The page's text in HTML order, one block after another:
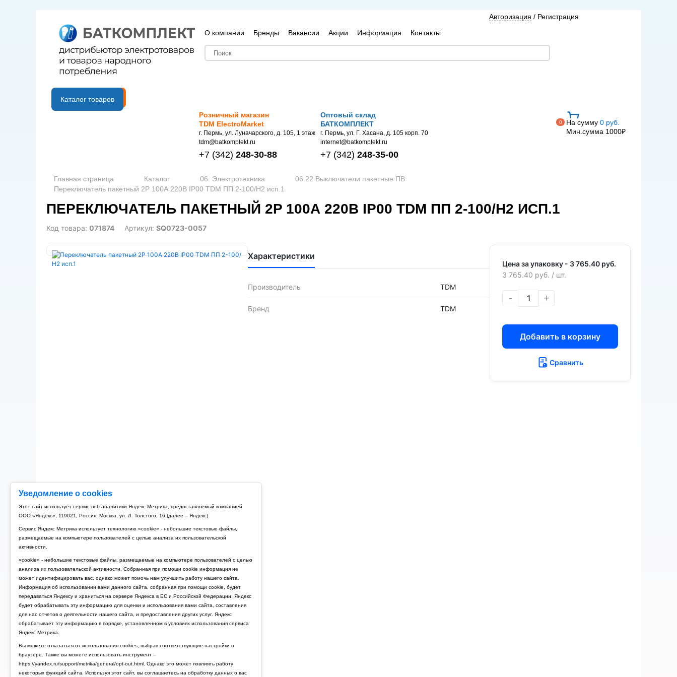
Уведомление о cookies
Этот сайт использует сервис веб-аналитики Яндекс Метрика, предоставляемый компанией
ООО «Яндекс», 119021, Россия, Москва, ул. Л. Толстого, 16 (далее – Яндекс)
Сервис Яндекс Метрика использует технологию «cookie» - небольшие текстовые файлы,
размещаемые на компьютере пользователей с целью анализа их пользовательской
активности.
«cookie» - небольшие текстовые файлы, размещаемые на компьютере пользователей с целью
анализа их пользовательской активности. Собранная при помощи cookie информация не
может идентифицировать вас, однако может помочь нам улучшить работу нашего сайта.
Информация об использовании вами данного сайта, собранная при помощи cookie, будет
передаваться Яндексу и храниться на сервере Яндекса в ЕС и Российской Федерации. Яндекс
будет обрабатывать эту информацию для оценки и использования вами сайта, составления
для нас отчетов о деятельности нашего сайта, и предоставления других услуг. Яндекс
обрабатывает эту информацию в порядке, установленном в условиях использования сервиса
Яндекс Метрика.
Вы можете отказаться от использования cookies, выбрав соответствующие настройки в
браузере. Также вы можете использовать инструмент –
https://yandex.ru/support/metrika/general/opt-out.html. Однако это может повлиять работу
некоторых функций сайта. Используя этот сайт, вы соглашаетесь на обработку данных о вас
О компании Бренды Вакансии Акции Информация Контакты
Авторизация / Регистрация
B2B портал
Каталог товаров
Розничный магазин
TDM ElectroMarket
г. Пермь, ул. Луначарского, д. 105, 1 этаж
tdm@batkomplekt.ru
+7 (342) 248-30-88
Оптовый склад
БАТКОМПЛЕКТ
г. Пермь, ул. Г. Хасана, д. 105 корп. 70
internet@batkomplekt.ru
+7 (342) 248-35-00
0 На сумму 0 руб.
Мин.сумма 1000₽
Главная страница Каталог 06. Электротехника
06.22 Выключатели пакетные ПВ
Переключатель пакетный 2P 100А 220В IP00 TDM ПП 2-100/Н2 исп.1
ПЕРЕКЛЮЧАТЕЛЬ ПАКЕТНЫЙ 2P 100А 220В IP00 TDM ПП 2-100/Н2 ИСП.1
Код товара: 071874 Артикул: SQ0723-0057
Характеристики
Производитель TDM
Бренд TDM
Цена за упаковку - 3 765.40 руб.
3 765.40 руб. / шт.
- +
Добавить в корзину
Сравнить